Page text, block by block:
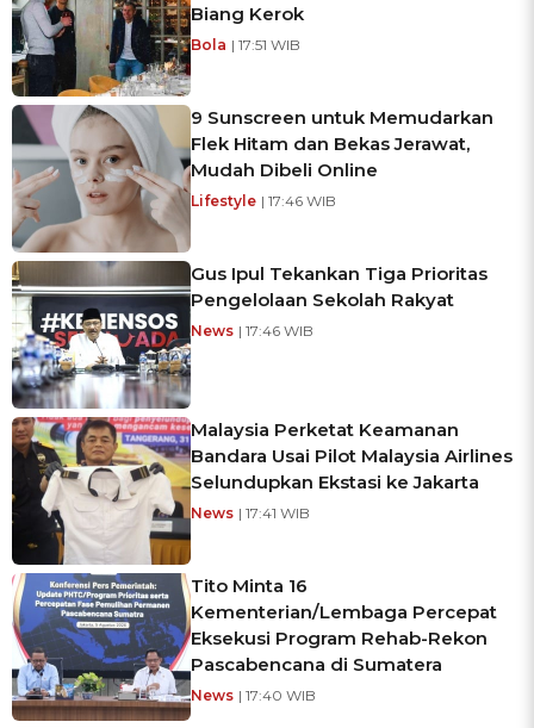
Biang Kerok
Bola | 17:51 WIB
9 Sunscreen untuk Memudarkan
Flek Hitam dan Bekas Jerawat,
Mudah Dibeli Online
Lifestyle | 17:46 WIB
Gus Ipul Tekankan Tiga Prioritas
Pengelolaan Sekolah Rakyat
News | 17:46 WIB
Malaysia Perketat Keamanan
Bandara Usai Pilot Malaysia Airlines
Selundupkan Ekstasi ke Jakarta
News | 17:41 WIB
Tito Minta 16
Kementerian/Lembaga Percepat
Eksekusi Program Rehab-Rekon
Pascabencana di Sumatera
News | 17:40 WIB